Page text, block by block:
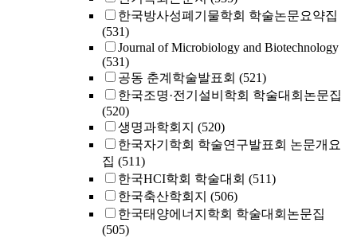
한국방사성폐기물학회 학술논문요약집
(531)
Journal of Microbiology and Biotechnology
(531)
공동 춘계학술발표회 (521)
한국조명·전기설비학회 학술대회논문집
(520)
생명과학회지 (520)
한국자기학회 학술연구발표회 논문개요
집 (511)
한국HCI학회 학술대회 (511)
한국축산학회지 (506)
한국태양에너지학회 학술대회논문집
(505)